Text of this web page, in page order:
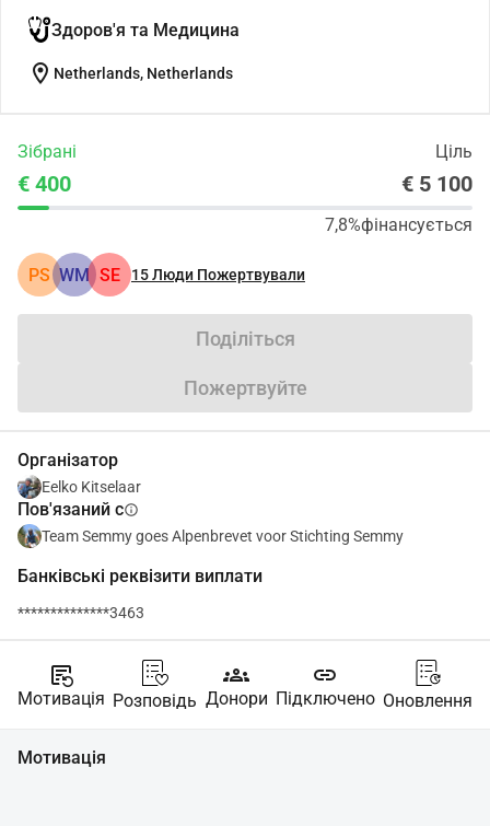
Здоров'я та Медицина
location_on Netherlands, Netherlands
Зібрані Ціль
€ 400 € 5 100
7,8%фінансується
PS WM SE 15Люди Пожертвували
Поділіться
Пожертвуйте
Організатор
Eelko Kitselaar
Пов'язаний сinfo
Team Semmy goes Alpenbrevet voor Stichting Semmy
Банківські реквізити виплати
**************3463
source_notes
Мотивація Розповідь
groups
Донори
link
Підключено Оновлення
Мотивація